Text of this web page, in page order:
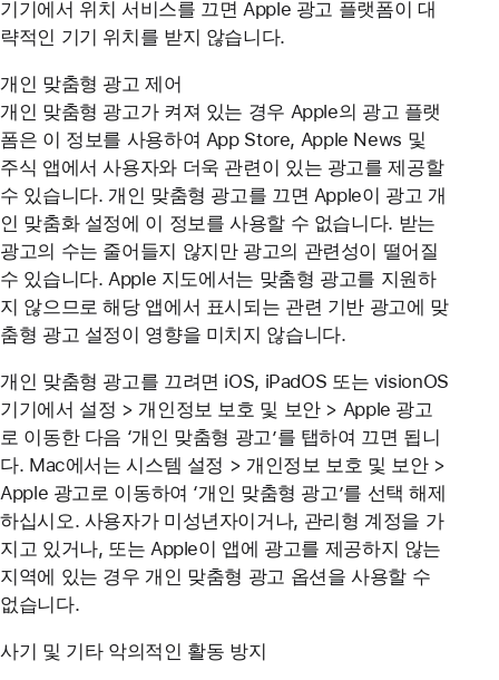
기기에서 위치 서비스를 끄면 Apple 광고 플랫폼이 대
략적인 기기 위치를 받지 않습니다.
개인 맞춤형 광고 제어
개인 맞춤형 광고가 켜져 있는 경우 Apple의 광고 플랫
폼은 이 정보를 사용하여 App Store, Apple News 및
주식 앱에서 사용자와 더욱 관련이 있는 광고를 제공할
수 있습니다. 개인 맞춤형 광고를 끄면 Apple이 광고 개
인 맞춤화 설정에 이 정보를 사용할 수 없습니다. 받는
광고의 수는 줄어들지 않지만 광고의 관련성이 떨어질
수 있습니다. Apple 지도에서는 맞춤형 광고를 지원하
지 않으므로 해당 앱에서 표시되는 관련 기반 광고에 맞
춤형 광고 설정이 영향을 미치지 않습니다.
개인 맞춤형 광고를 끄려면 iOS, iPadOS 또는 visionOS
기기에서 설정 > 개인정보 보호 및 보안 > Apple 광고
로 이동한 다음 ‘개인 맞춤형 광고’를 탭하여 끄면 됩니
다. Mac에서는 시스템 설정 > 개인정보 보호 및 보안 >
Apple 광고로 이동하여 ‘개인 맞춤형 광고’를 선택 해제
하십시오. 사용자가 미성년자이거나, 관리형 계정을 가
지고 있거나, 또는 Apple이 앱에 광고를 제공하지 않는
지역에 있는 경우 개인 맞춤형 광고 옵션을 사용할 수
없습니다.
사기 및 기타 악의적인 활동 방지